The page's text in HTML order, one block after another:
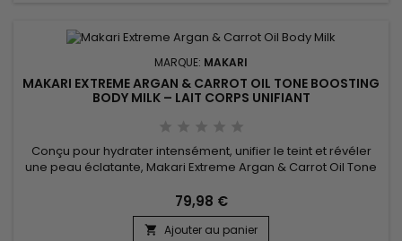
MARQUE: MAKARI
MAKARI EXTREME ARGAN & CARROT OIL TONE BOOSTING
BODY MILK – LAIT CORPS UNIFIANT
Conçu pour hydrater intensément, unifier le teint et révéler
une peau éclatante, Makari Extreme Argan & Carrot Oil Tone
lumineux et homogène. Enrichi en huile d’argan, huile de
carotte et vitamines antioxydantes, il nourrit la peau en
profondeur tout en améliorant visiblement son...
79,98 €
 Ajouter au panier